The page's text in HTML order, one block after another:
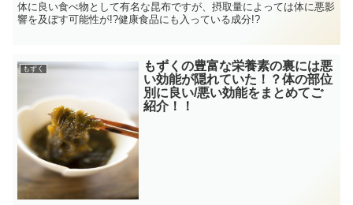
体に良い食べ物として有名な昆布ですが、摂取量によっては体に悪影
響を及ぼす可能性が!?健康食品にも入っている成分!?
もずく
もずくの豊富な栄養素の裏には悪
い効能が隠れていた！？体の部位
別に良い/悪い効能をまとめてご
紹介！！